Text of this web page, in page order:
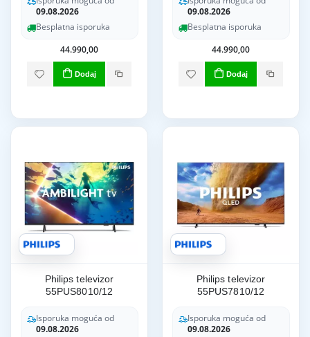
09.08.2026
Besplatna isporuka
44.990,00
Dodaj
09.08.2026
Besplatna isporuka
44.990,00
Dodaj
Philips televizor
55PUS8010/12
Isporuka moguća od
09.08.2026
Philips televizor
55PUS7810/12
Isporuka moguća od
09.08.2026